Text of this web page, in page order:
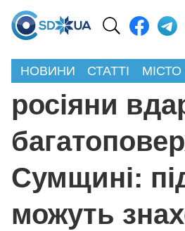
НОВИНИ СТАТТІ МІСТО
росіяни
Сумщині:
можуть